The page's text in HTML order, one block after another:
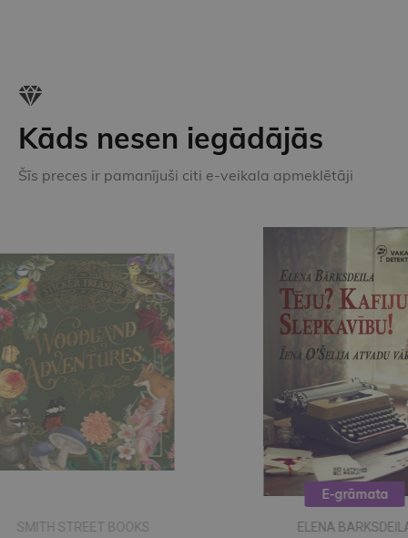
Kāds nesen iegādājās
Šīs preces ir pamanījuši citi e-veikala apmeklētāji
ELENA BARKSDEILA